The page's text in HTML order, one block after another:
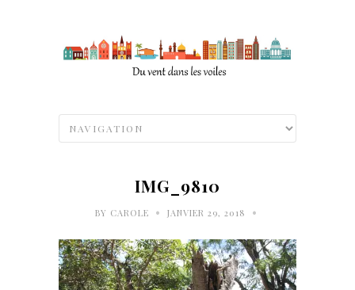
IMG_9810
BY CAROLE • JANVIER 29, 2018 •